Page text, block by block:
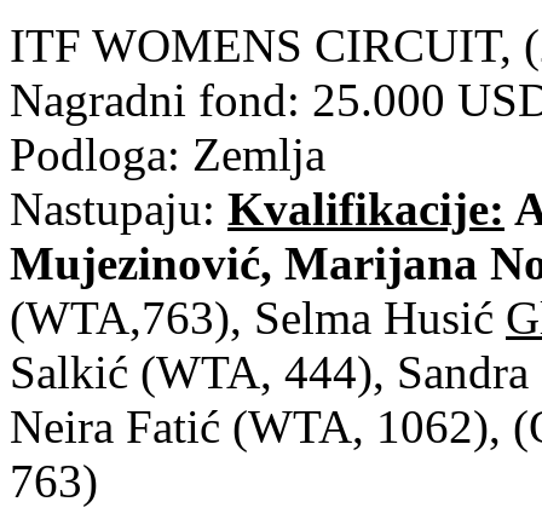
ITF WOMENS CIRCUIT,
Nagradni fond: 25.000
Podloga: Zemlja
Nastupaju: Kvalifikacije:
Mujezinović, Marijana
(WTA,763), Selma Husić
Salkić (WTA, 444),
Neira Fatić (WTA, 1062),
763)